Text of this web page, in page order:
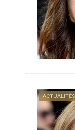
ACTUALITÉS